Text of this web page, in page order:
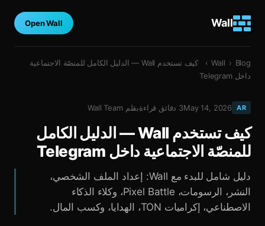
Wall
Open Wall
Wall › Blog
›
كيف تستخدم Wall — الدليل الكامل للمنصّة الاجتماعية
داخل Telegram
AR
May 14, 2026
3 دقائق قراءةبقلم Wall Team
كيف تستخدم Wall — الدليل الكامل
للمنصّة الاجتماعية داخل Telegram
دليل شامل للبدء مع Wall: إعداد الملف الشخصي،
النشر، الرسومات، Pixel Battle، وكلاء الذكاء
الاصطناعي، إكراميات TON، الهدايا، وكسب المال.